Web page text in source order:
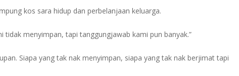
kos sara hidup dan perbelanjaan keluarga.
menyimpan, tapi tanggungjawab kami pun banyak.”
Siapa yang tak nak menyimpan, siapa yang tak nak berjimat tapi